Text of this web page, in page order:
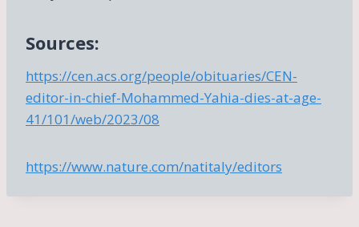
Sources:
https://cen.acs.org/people/obituaries/CEN-
editor-in-chief-Mohammed-Yahia-dies-at-age-
41/101/web/2023/08
https://www.nature.com/natitaly/editors